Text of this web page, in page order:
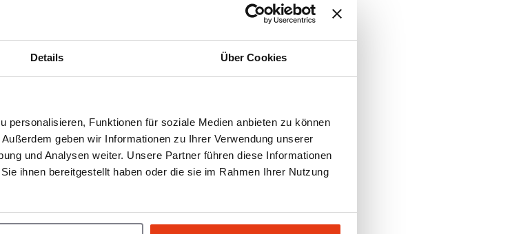
Details Über Cookies
personalisieren, Funktionen für soziale Medien anbieten zu können
geben wir Informationen zu Ihrer Verwendung unserer
und Analysen weiter. Unsere Partner führen diese Informationen
ihnen bereitgestellt haben oder die sie im Rahmen Ihrer Nutzung
Karlsruhe, Wuppertal und
setzt Katik auf
gefüllte Brotrolle aus
hausgemachten
halal und ohne
und automatisierte Abläufe
– ein entscheidender